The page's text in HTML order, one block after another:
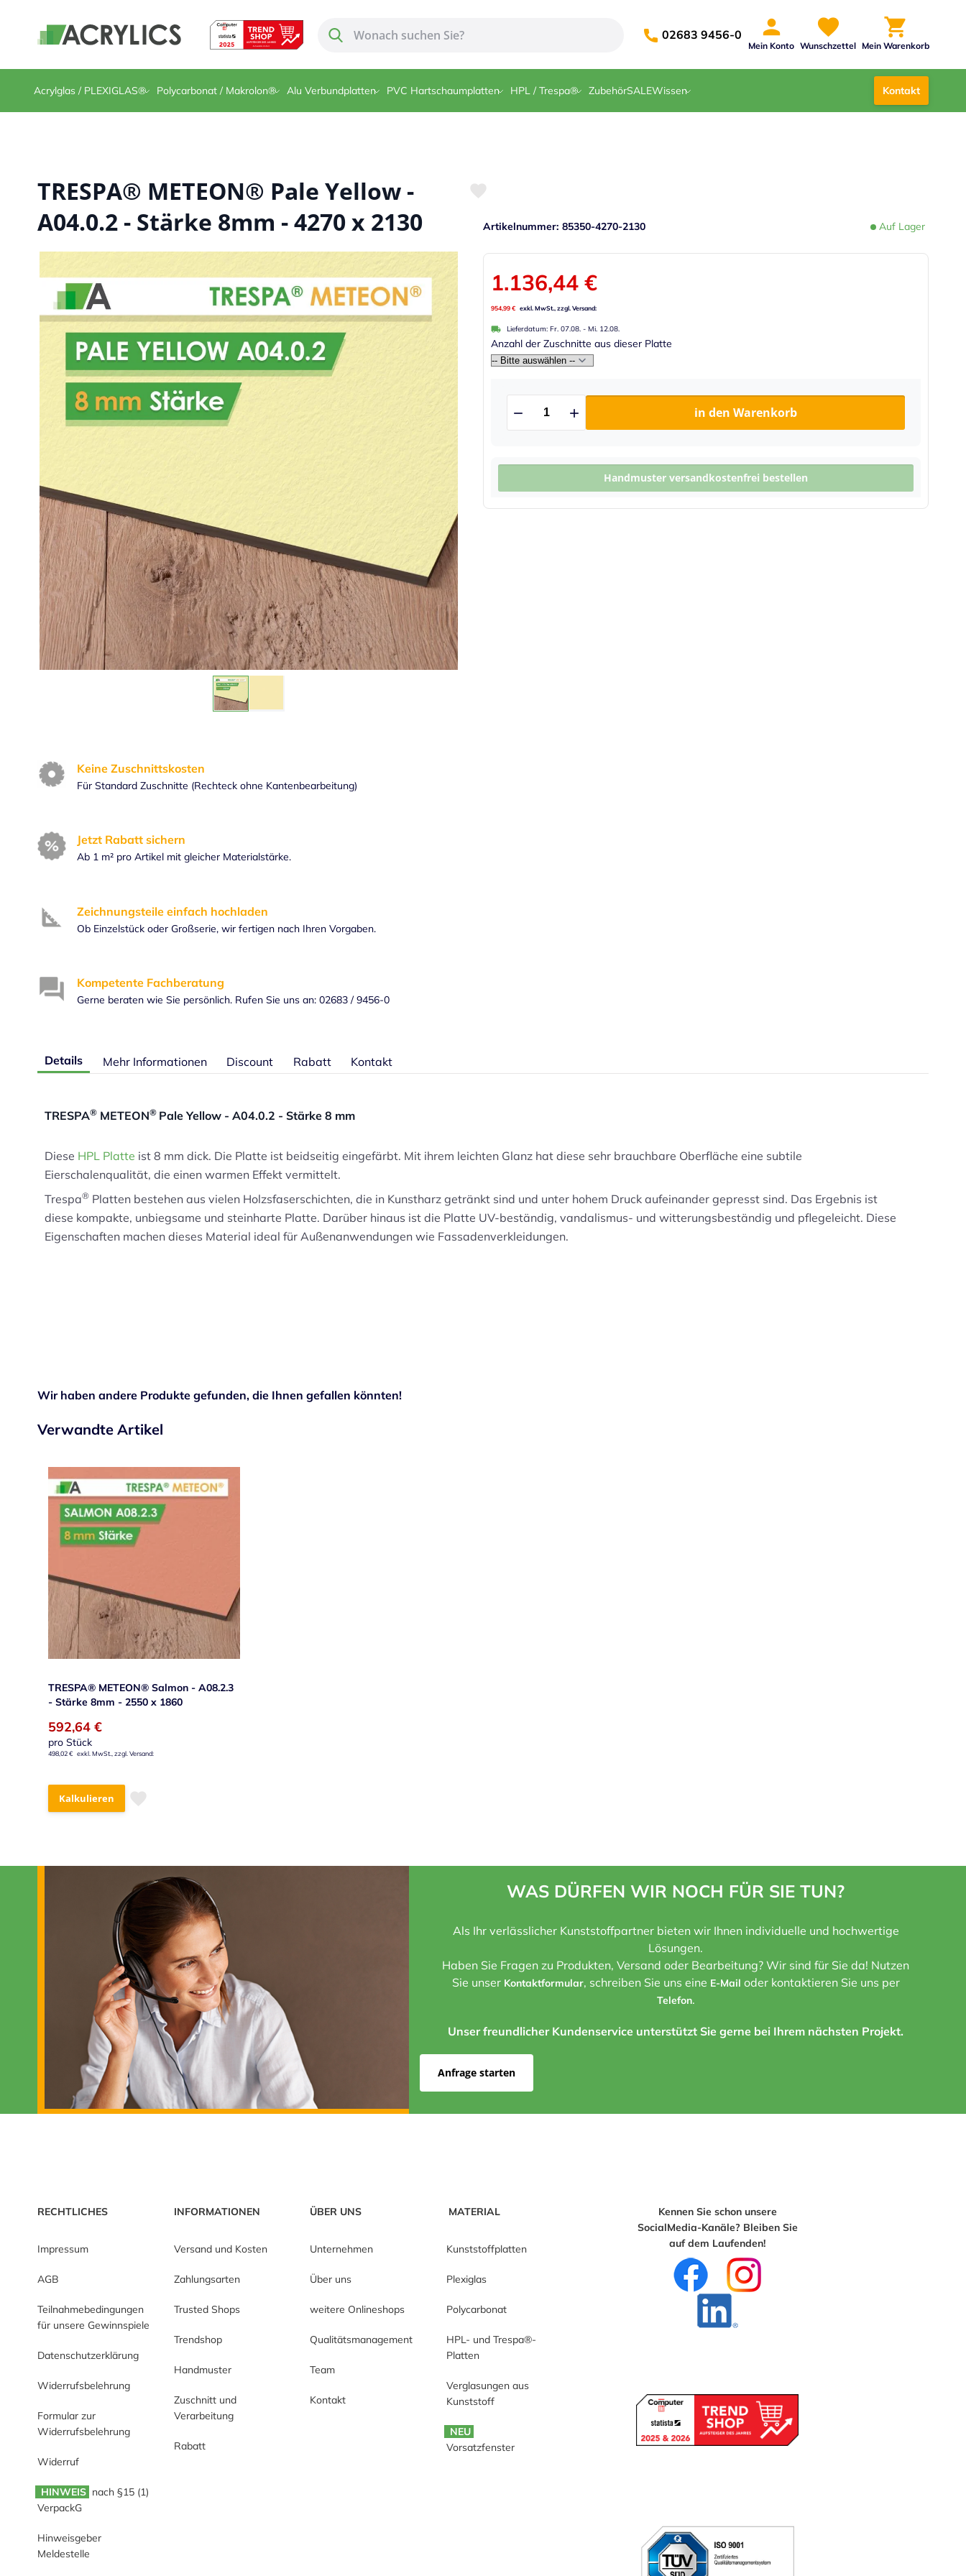
02683 9456-0
Mein Konto Wunschzettel Mein Warenkorb
Acrylglas / PLEXIGLAS® Polycarbonat / Makrolon® Alu Verbundplatten PVC Hartschaumplatten HPL / Trespa® ZubehörSALEWissen Kontakt
TRESPA® METEON® Pale Yellow -
A04.0.2 - Stärke 8mm - 4270 x 2130
Auf Lager
Artikelnummer 85350-4270-2130
Anzahl der Zuschnitte aus dieser Platte
in den Warenkorb
Handmuster versandkostenfrei bestellen
1.136,44 €
954,99 €
Lieferdatum: Fr. 07.08. - Mi. 12.08.
Keine Zuschnittskosten
Für Standard Zuschnitte (Rechteck ohne Kantenbearbeitung)
Jetzt Rabatt sichern
Ab 1 m² pro Artikel mit gleicher Materialstärke.
Zeichnungsteile einfach hochladen
Ob Einzelstück oder Großserie, wir fertigen nach Ihren Vorgaben.
Kompetente Fachberatung
Gerne beraten wie Sie persönlich. Rufen Sie uns an: 02683 / 9456-0
Details
TRESPA® METEON® Pale Yellow - A04.0.2 - Stärke 8 mm
Diese HPL Platte ist 8 mm dick. Die Platte ist beidseitig eingefärbt. Mit ihrem leichten Glanz hat diese sehr brauchbare Oberfläche eine subtile
Eierschalenqualität, die einen warmen Effekt vermittelt.
Trespa® Platten bestehen aus vielen Holzsfaserschichten, die in Kunstharz getränkt sind und unter hohem Druck aufeinander gepresst sind. Das Ergebnis ist
diese kompakte, unbiegsame und steinharte Platte. Darüber hinaus ist die Platte UV-beständig, vandalismus- und witterungsbeständig und pflegeleicht. Diese
Eigenschaften machen dieses Material ideal für Außenanwendungen wie Fassadenverkleidungen.
Mehr Informationen Discount Rabatt Kontakt
Wir haben andere Produkte gefunden, die Ihnen gefallen könnten!
Verwandte Artikel
TRESPA® METEON® Salmon - A08.2.3
- Stärke 8mm - 2550 x 1860
592,64 €
pro Stück
498,02 €
Kalkulieren
WAS DÜRFEN WIR NOCH FÜR SIE TUN?
Als Ihr verlässlicher Kunststoffpartner bieten wir Ihnen individuelle und hochwertige
Lösungen.
Haben Sie Fragen zu Produkten, Versand oder Bearbeitung? Wir sind für Sie da! Nutzen
Sie unser Kontaktformular, schreiben Sie uns eine E-Mail oder kontaktieren Sie uns per
Telefon.
Unser freundlicher Kundenservice unterstützt Sie gerne bei Ihrem nächsten Projekt.
Anfrage starten
RECHTLICHES
Impressum
AGB
Teilnahmebedingungen
für unsere Gewinnspiele
Datenschutzerklärung
Widerrufsbelehrung
Formular zur
Widerrufsbelehrung
Widerruf
HINWEIS nach §15 (1)
VerpackG
Hinweisgeber
Meldestelle
INFORMATIONEN
Versand und Kosten
Zahlungsarten
Trusted Shops
Trendshop
Handmuster
Zuschnitt und
Verarbeitung
Rabatt
ÜBER UNS
Unternehmen
Über uns
weitere Onlineshops
Qualitätsmanagement
Team
Kontakt
MATERIAL
Kunststoffplatten
Plexiglas
Polycarbonat
HPL- und Trespa®-
Platten
Verglasungen aus
Kunststoff
NEU
Vorsatzfenster
Kennen Sie schon unsere
SocialMedia-Kanäle? Bleiben Sie
auf dem Laufenden!